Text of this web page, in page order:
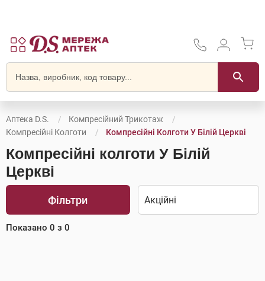
Аптека D.S.
Компресійний Трикотаж
Компресійні Колготи
Компресійні Колготи У Білій Церкві
Компресійні колготи У Білій
Церкві
Фільтри
Показано 0 з 0